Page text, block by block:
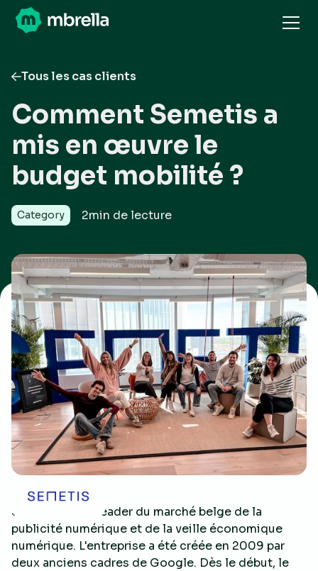
Tous les cas clients
Comment Semetis a
mis en œuvre le
budget mobilité ?
Category 2min de lecture
Semetis est le leader du marché belge de la
publicité numérique et de la veille économique
numérique. L'entreprise a été créée en 2009 par
deux anciens cadres de Google. Dès le début, le